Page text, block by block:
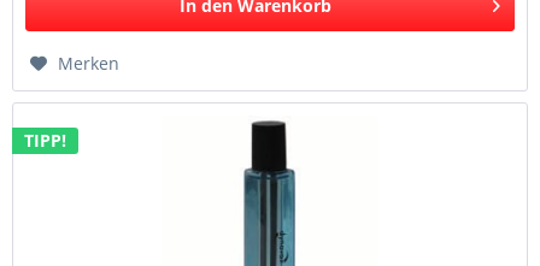
In den Warenkorb
Merken
TIPP!